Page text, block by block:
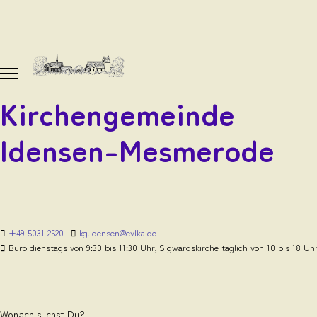
Kirchengemeinde
Idensen-Mesmerode
+49 5031 2520
kg.idensen@evlka.de
Büro dienstags von 9:30 bis 11:30 Uhr, Sigwardskirche täglich von 10 bis 18
Wonach suchst Du?